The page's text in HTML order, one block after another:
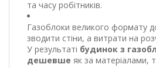
та часу робітників.
Газоблоки великого формату
зводити стіни, а витрати на
У результаті будинок з
дешевше як за матеріалами,